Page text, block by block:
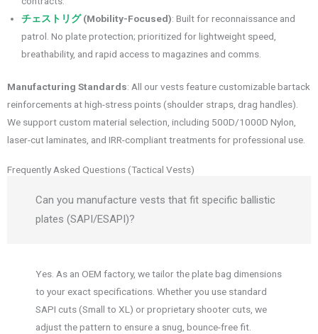
チェストリグ (Mobility-Focused): Built for reconnaissance and
patrol. No plate protection; prioritized for lightweight speed,
breathability, and rapid access to magazines and comms.
Manufacturing Standards: All our vests feature customizable bartack
reinforcements at high-stress points (shoulder straps, drag handles).
We support custom material selection, including 500D/1000D Nylon,
laser-cut laminates, and IRR-compliant treatments for professional use.
Frequently Asked Questions (Tactical Vests)
Can you manufacture vests that fit specific ballistic
plates (SAPI/ESAPI)?
Yes. As an OEM factory, we tailor the plate bag dimensions
to your exact specifications. Whether you use standard
SAPI cuts (Small to XL) or proprietary shooter cuts, we
adjust the pattern to ensure a snug, bounce-free fit.